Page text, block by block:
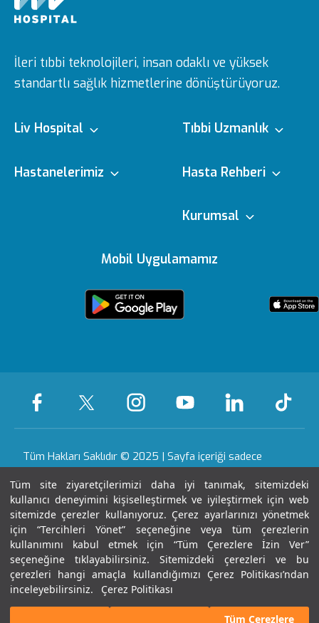
Tüm site ziyaretçilerimizi daha iyi tanımak, sitemizdeki
kullanıcı deneyimini kişiselleştirmek ve iyileştirmek için web
sitemizde çerezler kullanıyoruz. Çerez ayarlarınızı yönetmek
için “Tercihleri Yönet” seçeneğine veya tüm çerezlerin
kullanımını kabul etmek için “Tüm Çerezlere İzin Ver”
seçeneğine tıklayabilirsiniz. Sitemizdeki çerezleri ve bu
çerezleri hangi amaçla kullandığımızı Çerez Politikası’ndan
inceleyebilirsiniz.
Çerez Politikası
Tüm Çerezlere
İleri tıbbi teknolojileri, insan odaklı ve yüksek
standartlı sağlık hizmetlerine dönüştürüyoruz.
Liv Hospital
Hakkımızda
Sağlık Turizmi Yetki
Belgesi
Haberler ve Etkinlikler
Hastanelerimiz
Tüm Hastanelerimiz
Tıbbi Uzmanlık
Tıbbi Branşlar
Doktorlarımız
Medikal teknolojiler
Öne Çıkan Hizmetler
Hastalıklar ve
Hasta Rehberi
e-Randevu
e-Sonuc
Sizi Dinliyoruz
Gebelik Okulu
Kurumsal
içerik Güncelleme
Yasal Uyarı
Anlaşmalı Kurumlar
Kariyer
İletişim
Mobil Uygulamamız
Tüm Hakları Saklıdır © 2025 | Sayfa içeriği sadece
bilgilendirme amaçlıdır. Tanı ve tedavi için mutlaka
doktorunuza başvurunuz.
Son Güncellenme Tarihi : 08.08.2026 16:52:49